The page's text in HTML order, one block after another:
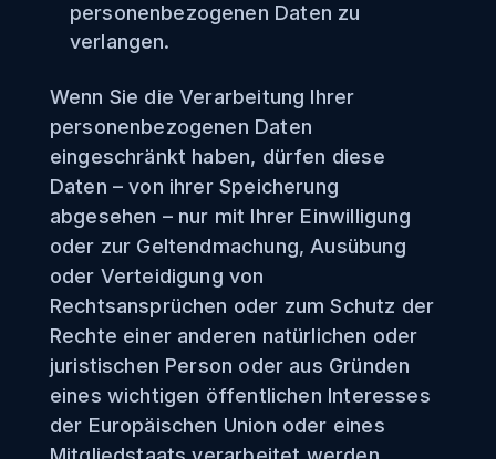
personenbezogenen Daten zu
verlangen.
Wenn Sie die Verarbeitung Ihrer
personenbezogenen Daten
eingeschränkt haben, dürfen diese
Daten – von ihrer Speicherung
abgesehen – nur mit Ihrer Einwilligung
oder zur Geltendmachung, Ausübung
oder Verteidigung von
Rechtsansprüchen oder zum Schutz der
Rechte einer anderen natürlichen oder
juristischen Person oder aus Gründen
eines wichtigen öffentlichen Interesses
der Europäischen Union oder eines